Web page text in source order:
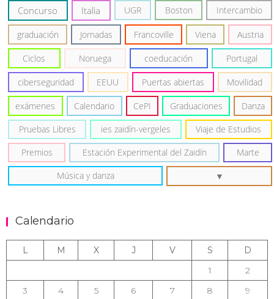
Concurso Italia UGR Boston Intercambio
graduación Jornadas Francoville Viena Austria
Ciclos Noruega coeducación Portugal
ciberseguridad EEUU Puertas abiertas Movilidad
exámenes Calendario CePI Graduaciones Danza
Pruebas Libres ies zaidín-vergeles Viaje de Estudios
Premios Estación Experimental del Zaidín Marte
Música y danza
Calendario
L M X J V S
D
1
2
3
4 5 6 7 8 9